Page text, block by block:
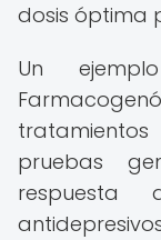
dosis óptima
Un
pruebas